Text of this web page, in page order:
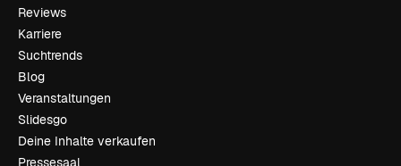
Reviews
Karriere
Suchtrends
Blog
Veranstaltungen
Slidesgo
Deine Inhalte verkaufen
Pressesaal